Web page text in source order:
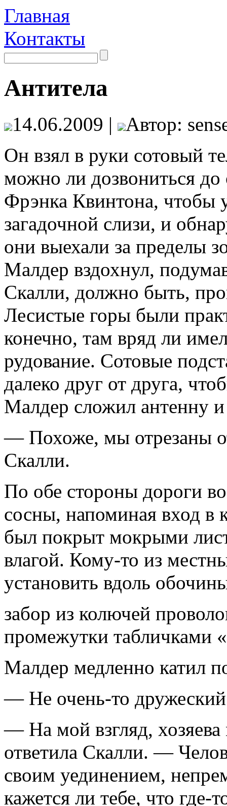
Главная
Контакты
Антитела
14.06.2009 |
Автор:
Он взял в руки сотовый
можно ли дозвониться до
Фрэнка Квинтона, чтобы
загадочной слизи, и
они выехали за преде­лы
Малдер вздохнул,
Скалли, должно быть,
Лесистые горы были
конеч­но, там вряд ли
рудование. Сотовые
далеко друг от друга,
Малдер сложил антенну
— Похоже, мы отрезаны
Скалли.
По обе стороны дороги
сосны, напоминая вход в
был покрыт мокрыми
влагой. Кому-то из
установить вдоль
забор из колючей
промежутки табличками
Малдер медленно катил
— Не очень-то
— На мой взгляд,
ответила Скалли. —
своим уединением,
кажется ли тебе, что где-